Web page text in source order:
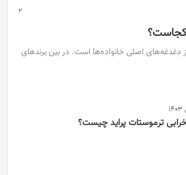
2
دغدغه‌های اصلی خانواده‌ها است. در بین برندهای
ترموستات پراید چیست؟